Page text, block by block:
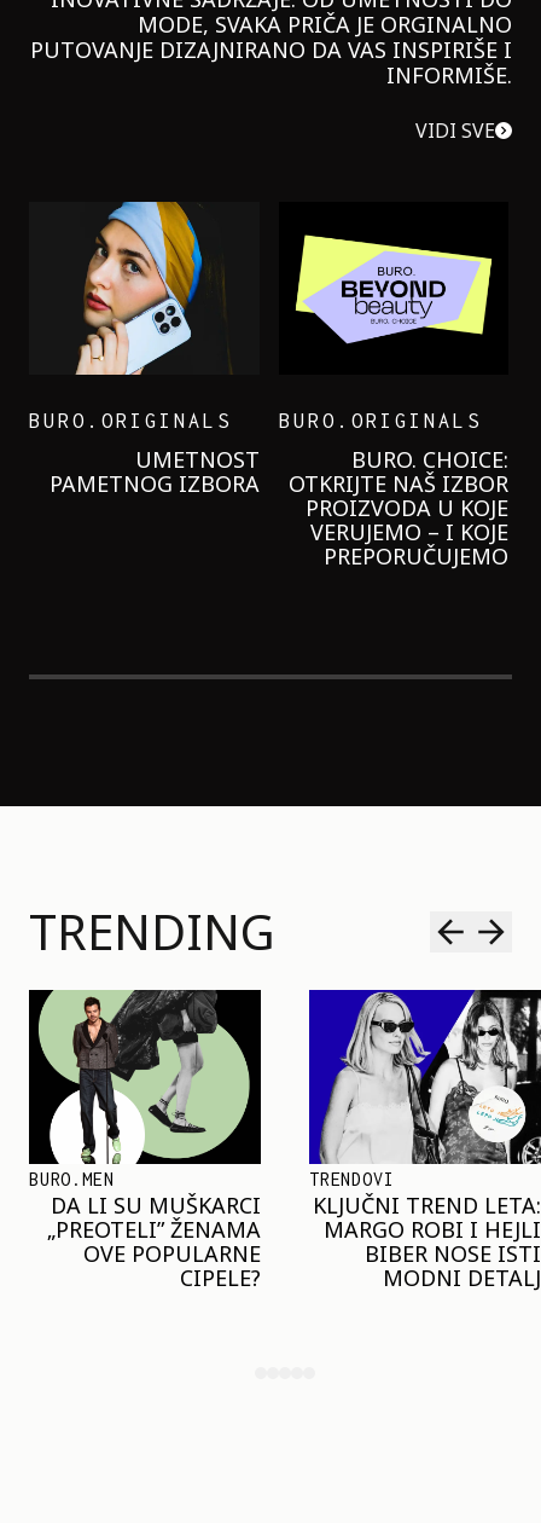
MODE, SVAKA PRIČA JE ORGINALNO
PUTOVANJE DIZAJNIRANO DA VAS INSPIRIŠE I
INFORMIŠE.
VIDI SVE
GARNIER KREMU I
NIKADA NIŠTA
LAGANIJE NISAM
KORISTILA
TRENDING
TRENDOVI
KLJUČNI TREND LETA:
MARGO ROBI I HEJLI
BIBER NOSE ISTI
MODNI DETALJ
SHOPPING
JOŠ JE RANO ZA
– ALI U RESERVED
STIGAO MODEL
ĆE BITI VELIKI